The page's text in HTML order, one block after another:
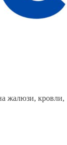
жалюзи, кровли,